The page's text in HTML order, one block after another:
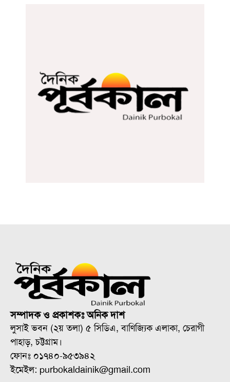
সম্পাদক ও প্রকাশকঃ অনিক দাশ
লুসাই ভবন (২য় তলা) ৫ সিডিএ, বাণিজ্যিক এলাকা, চেরাগী
পাহাড়, চট্টগ্রাম।
ফোনঃ ০১৭৪০-৯৫৩৯৪২
ইমেইল: purbokaldainik@gmail.com